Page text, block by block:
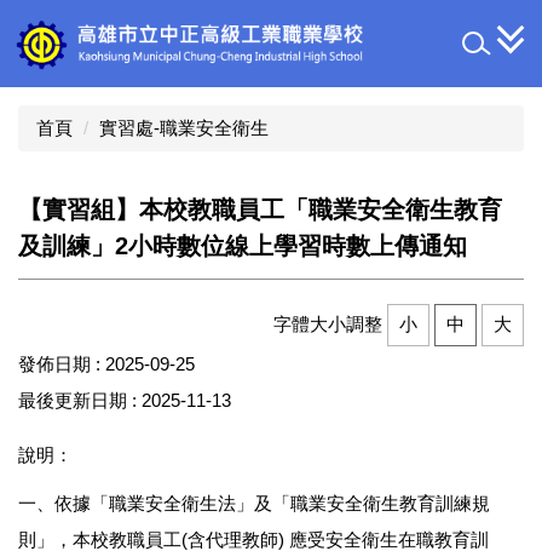
到
主
首頁 實習處-職業安全衛生
【實習組】本校教職員工「職業安全衛生教育
及訓練」2小時數位線上學習時數上傳通知
字體大小調整 小 中
大
發佈日期 : 2025-09-25
最後更新日期 : 2025-11-13
說明：
一、依據「職業安全衛生法」及「職業安全衛生教育訓練規
則」，本校教職員工(含代理教師) 應受安全衛生在職教育訓